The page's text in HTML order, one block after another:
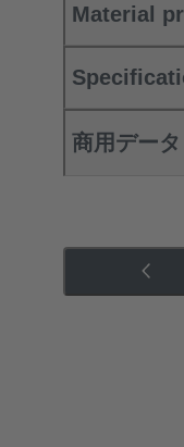
Material
商用データ